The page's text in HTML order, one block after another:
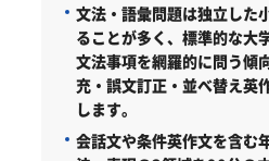
文法・語彙問題は独立した
ることが多く、標準的な大
文法事項を網羅的に問う傾
充・誤文訂正・並べ替え英
します。
会話文や条件英作文を含む